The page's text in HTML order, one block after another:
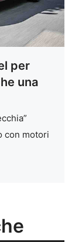
per
una
con motori